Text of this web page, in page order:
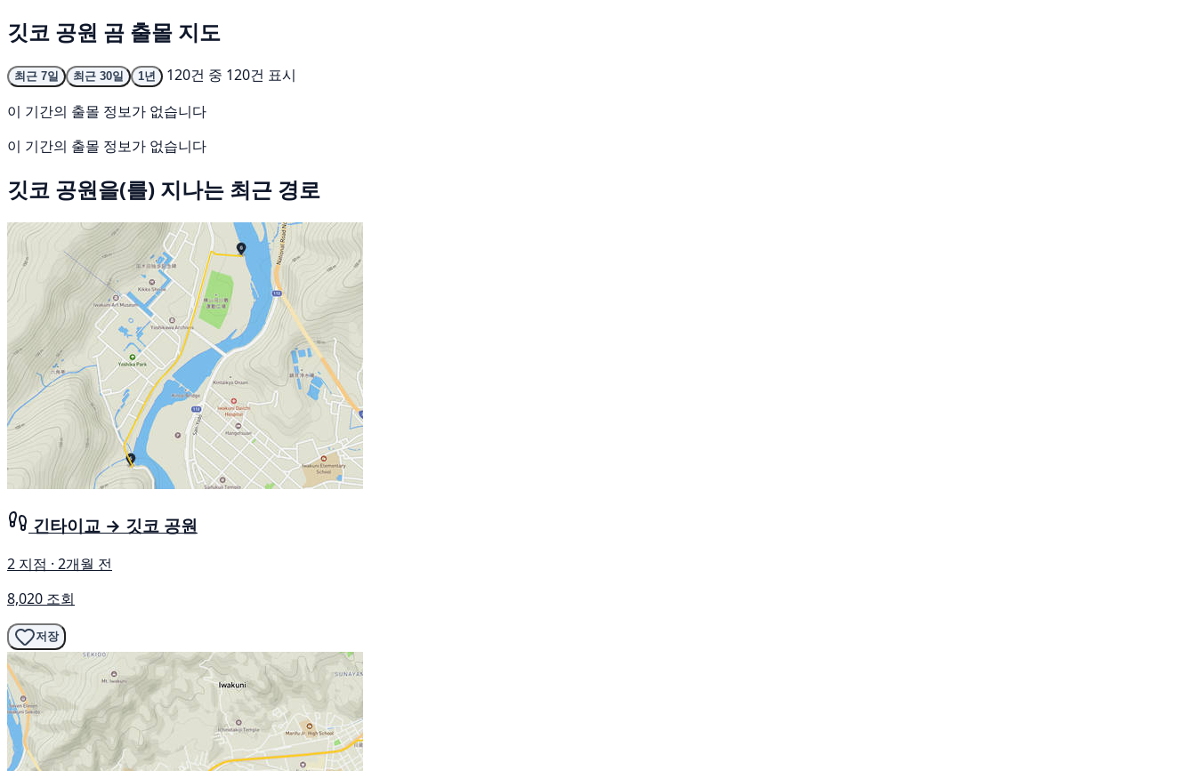
깃코 공원 곰 출몰 지도
최근 7일 최근 30일 1년
120건 중 120건 표시
이 기간의 출몰 정보가 없습니다
이 기간의 출몰 정보가 없습니다
깃코 공원을(를) 지나는 최근 경로
긴타이교 → 깃코 공원
2 지점 · 2개월 전
8,020 조회
저장